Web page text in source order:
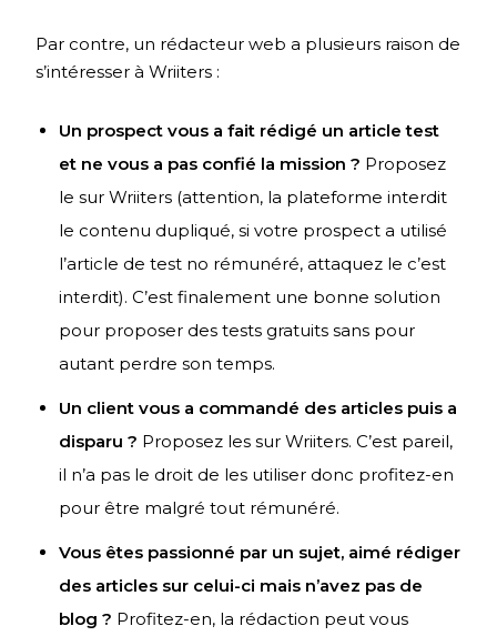
Par contre, un rédacteur web a plusieurs raison de
s’intéresser à Wriiters :
Un prospect vous a fait rédigé un article test
et ne vous a pas confié la mission ? Proposez
le sur Wriiters (attention, la plateforme interdit
le contenu dupliqué, si votre prospect a utilisé
l’article de test no rémunéré, attaquez le c’est
interdit). C’est finalement une bonne solution
pour proposer des tests gratuits sans pour
autant perdre son temps.
Un client vous a commandé des articles puis a
disparu ? Proposez les sur Wriiters. C’est pareil,
il n’a pas le droit de les utiliser donc profitez-en
pour être malgré tout rémunéré.
Vous êtes passionné par un sujet, aimé rédiger
des articles sur celui-ci mais n’avez pas de
blog ? Profitez-en, la rédaction peut vous